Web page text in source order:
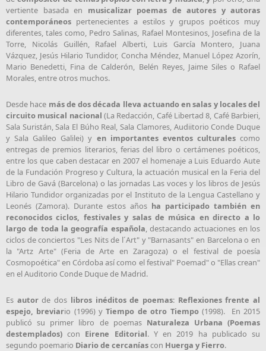
vertiente basada en musicalizar poemas de autores y autoras
contemporáneos pertenecientes a estilos y grupos poéticos muy
diferentes, tales como, Pedro Salinas, Rafael Montesinos, Josefina de la
Torre, Nicolás Guillén, Rafael Alberti, Luis García Montero, Juana
Vázquez, Jesús Hilario Tundidor, Concha Méndez, Manuel López Azorín,
Mario Benedetti, Fina de Calderón, Belén Reyes, Jaime Siles o Rafael
Morales, entre otros muchos.
Desde hace más de dos década lleva actuando en salas y locales del
circuito musical nacional (La Redacción, Café Libertad 8, Café Barbieri,
Sala Suristán, Sala El Búho Real, Sala Clamores, Audiitorio Conde Duque
y Sala Galileo Galilei) y en importantes eventos culturalescomo
entregas de premios literarios, ferias del libro o certámenes poéticos,
entre los que caben destacar en 2007 el homenaje a Luis Eduardo Aute
de la Fundación Progreso y Cultura, la actuación musical en la Feria del
Libro de Gavá (Barcelona) o las jornadas Las voces y los libros de Jesús
Hilario Tundidor organizadas por el Instituto de la Lengua Castellano y
Leonés (Zamora). Durante estos años ha participado también en
reconocidos ciclos, festivales y salas de música en directo a lo
largo de toda la geografía española, destacando actuaciones en los
ciclos de conciertos "Les Nits de l´Art" y "Barnasants" en Barcelona o en
la "Artz Arte" (Feria de Arte en Zaragoza) o el festival de poesía
Cosmopoética" en Córdoba así como el festival" Poemad" o "Ellas crean"
en el Auditorio Conde Duque de Madrid.
Es autorde dos libros inéditos de poemas: Reflexiones frente al
espejo, breviario (1996) yTiempo de otro Tiempo (1998). En 2015
publicó su primer libro de poemas Naturaleza Urbana (Poemas
destemplados)con Eirene Editorial. Y en 2019 ha publicado su
segundo poemario Diario de cercaníascon Huerga y Fierro.